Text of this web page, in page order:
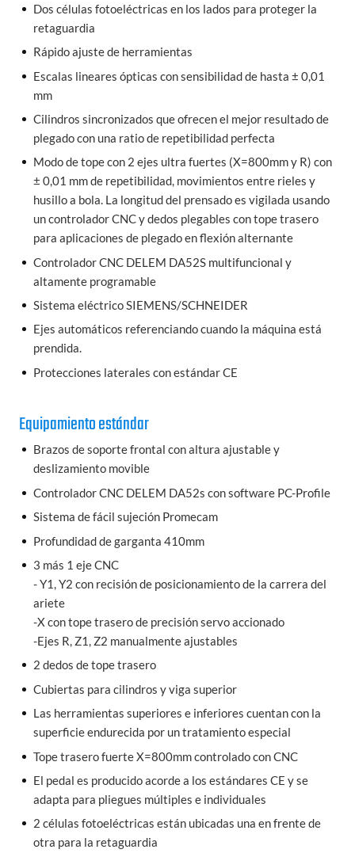
Dos células fotoeléctricas en los lados para proteger la
retaguardia
Rápido ajuste de herramientas
Escalas lineares ópticas con sensibilidad de hasta ± 0,01
mm
Cilindros sincronizados que ofrecen el mejor resultado de
plegado con una ratio de repetibilidad perfecta
Modo de tope con 2 ejes ultra fuertes (X=800mm y R) con
± 0,01 mm de repetibilidad, movimientos entre rieles y
husillo a bola. La longitud del prensado es vigilada usando
un controlador CNC y dedos plegables con tope trasero
para aplicaciones de plegado en flexión alternante
Controlador CNC DELEM DA52S multifuncional y
altamente programable
Sistema eléctrico SIEMENS/SCHNEIDER
Ejes automáticos referenciando cuando la máquina está
prendida.
Protecciones laterales con estándar CE
Equipamiento estándar
Brazos de soporte frontal con altura ajustable y
deslizamiento movible
Controlador CNC DELEM DA52s con software PC-Profile
Sistema de fácil sujeción Promecam
Profundidad de garganta 410mm
3 más 1 eje CNC
- Y1, Y2 con recisión de posicionamiento de la carrera del
ariete
-X con tope trasero de precisión servo accionado
-Ejes R, Z1, Z2 manualmente ajustables
2 dedos de tope trasero
Cubiertas para cilindros y viga superior
Las herramientas superiores e inferiores cuentan con la
superficie endurecida por un tratamiento especial
Tope trasero fuerte X=800mm controlado con CNC
El pedal es producido acorde a los estándares CE y se
adapta para pliegues múltiples e individuales
2 células fotoeléctricas están ubicadas una en frente de
otra para la retaguardia